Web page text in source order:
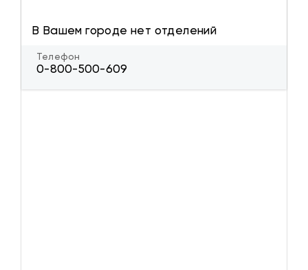
В Вашем городе нет отделений
Телефон
0-800-500-609